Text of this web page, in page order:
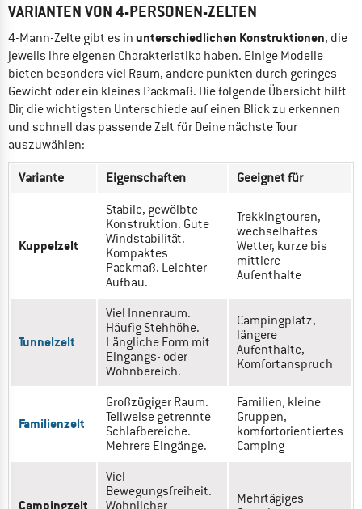
VARIANTEN VON 4-PERSONEN-ZELTEN
4-Mann-Zelte gibt es in unterschiedlichen Konstruktionen, die
jeweils ihre eigenen Charakteristika haben. Einige Modelle
bieten besonders viel Raum, andere punkten durch geringes
Gewicht oder ein kleines Packmaß. Die folgende Übersicht hilft
Dir, die wichtigsten Unterschiede auf einen Blick zu erkennen
und schnell das passende Zelt für Deine nächste Tour
auszuwählen:
Variante Eigenschaften Geeignet für
Kuppelzelt
Stabile, gewölbte
Konstruktion. Gute
Windstabilität.
Kompaktes
Packmaß. Leichter
Aufbau.
Trekkingtouren,
wechselhaftes
Wetter, kurze bis
mittlere
Aufenthalte
Tunnelzelt
Viel Innenraum.
Häufig Stehhöhe.
Längliche Form mit
Eingangs- oder
Wohnbereich.
Campingplatz,
längere
Aufenthalte,
Komfortanspruch
Familienzelt
Großzügiger Raum.
Teilweise getrennte
Schlafbereiche.
Mehrere Eingänge.
Familien, kleine
Gruppen,
komfortorientiertes
Camping
Viel
Bewegungsfreiheit.
Mehrtägiges